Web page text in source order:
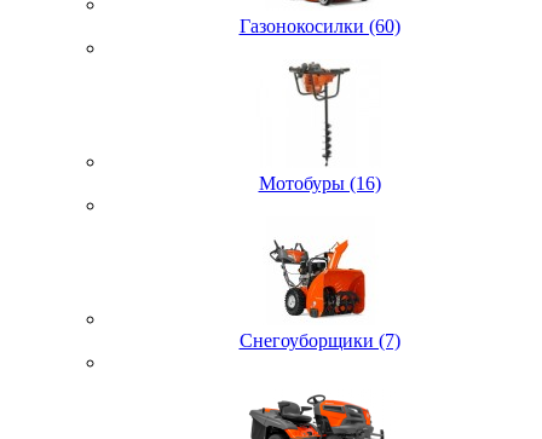
Газонокосилки (60)
Мотобуры (16)
Снегоуборщики (7)